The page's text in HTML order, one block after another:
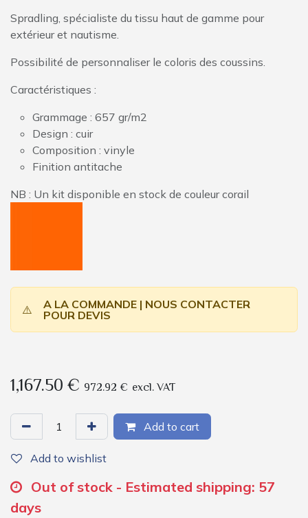
Spradling, spécialiste du tissu haut de gamme pour
extérieur et nautisme.
Possibilité de personnaliser le coloris des coussins.
Caractéristiques :
Grammage : 657 gr/m2
Design : cuir
Composition : vinyle
Finition antitache
NB : Un kit disponible en stock de couleur corail
⚠️
A LA COMMANDE | NOUS CONTACTER
POUR DEVIS
1,167.50€ 972.92 € excl. VAT
Add to cart
Add to wishlist
Out of stock - Estimated shipping: 57
days